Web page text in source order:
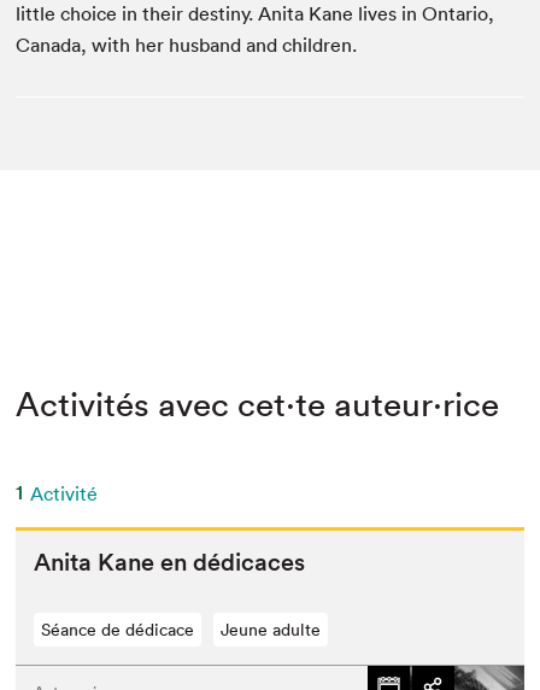
little choice in their destiny. Anita Kane lives in Ontario,
Canada, with her husband and children.
Activités avec cet·te auteur·rice
1 Activité
Ani­ta Kane en dédicaces
Séance de dédicace Jeune adulte